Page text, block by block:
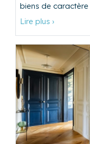
biens de caractère
Lire plus ›